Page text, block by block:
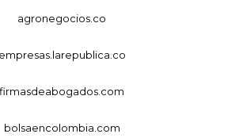
agronegocios.co
empresas.larepublica.co
firmasdeabogados.com
bolsaencolombia.com